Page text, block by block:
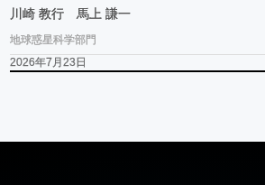
川崎 教行 馬上 謙一
地球惑星科学部門
2026年7月23日